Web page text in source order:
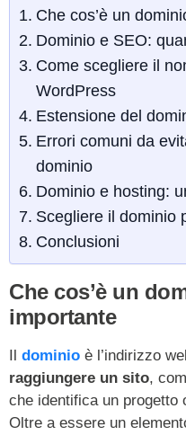
Che cos’è un
Dominio e SEO:
Come scegliere il
WordPress
Estensione del
Errori comuni da
dominio
Dominio e hosting:
Scegliere il dominio
Conclusioni
Che cos’è un
importante
Il dominio è l’indirizzo
raggiungere un sito,
che identifica un progetto
Oltre a essere un